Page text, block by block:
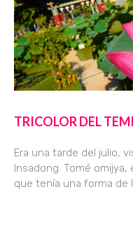
TRICOLOR DEL
Era una tarde del julio,
Insadong. Tomé
que tenía una forma de